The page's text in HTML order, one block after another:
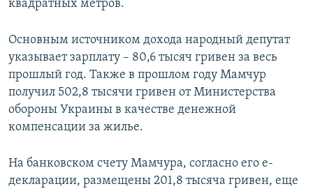
квадратных метров.
Основным источником дохода народный депутат
указывает зарплату – 80,6 тысяч гривен за весь
прошлый год. Также в прошлом году Мамчур
получил 502,8 тысячи гривен от Министерства
обороны Украины в качестве денежной
компенсации за жилье.
На банковском счету Мамчура, согласно его е-
декларации, размещены 201,8 тысяча гривен, еще